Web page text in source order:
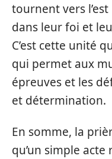
tournent vers
dans leur foi et
C’est cette unité
qui permet aux
épreuves et les
et détermination.
En somme, la
qu’un simple acte